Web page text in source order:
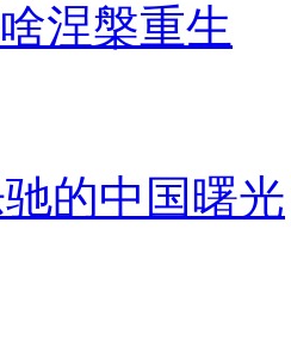
涅槃重生
的中国曙光